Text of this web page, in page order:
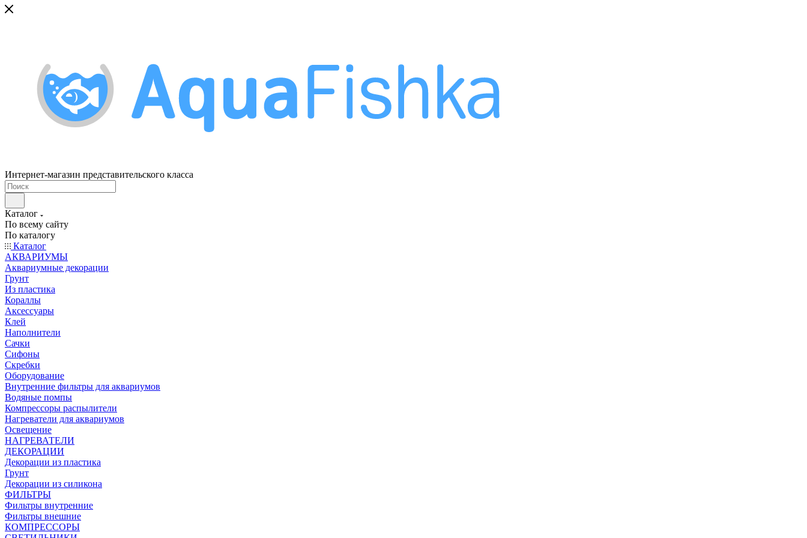
Интернет-магазин представительского класса
Каталог
По всему сайту
По каталогу
Каталог
АКВАРИУМЫ
Аквариумные декорации
Грунт
Из пластика
Кораллы
Аксессуары
Клей
Наполнители
Сачки
Сифоны
Скребки
Оборудование
Внутренние фильтры для аквариумов
Водяные помпы
Компрессоры распылители
Нагреватели для аквариумов
Освещение
НАГРЕВАТЕЛИ
ДЕКОРАЦИИ
Декорации из пластика
Грунт
Декорации из силикона
ФИЛЬТРЫ
Фильтры внутренние
Фильтры внешние
КОМПРЕССОРЫ